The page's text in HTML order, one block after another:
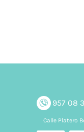
957 08
Calle Platero